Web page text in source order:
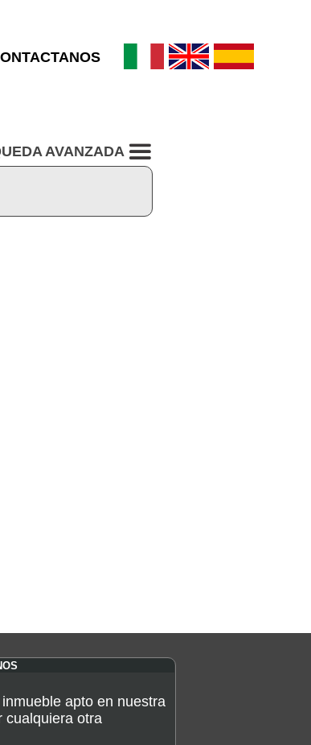
AVANZADA
apto en nuestra
cualquiera otra